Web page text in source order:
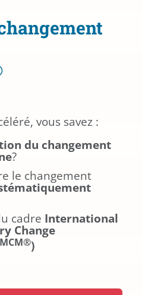
vous savez :
du changement
?
le changement
cadre International
Change
)